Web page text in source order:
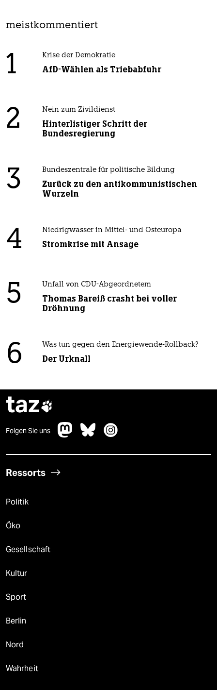
meistkommentiert
1 Krise der Demokratie
AfD-Wählen als Triebabfuhr
2 Nein zum Zivildienst
Hinterlistiger Schritt der
Bundesregierung
3 Bundeszentrale für politische Bildung
Zurück zu den antikommunistischen
Wurzeln
4 Niedrigwasser in Mittel- und Osteuropa
Stromkrise mit Ansage
5 Unfall von CDU-Abgeordnetem
Thomas Bareiß crasht bei voller
Dröhnung
6 Was tun gegen den Energiewende-Rollback?
Der Urknall
taz
Folgen Sie uns
Ressorts
Politik
Öko
Gesellschaft
Kultur
Sport
Berlin
Nord
Wahrheit